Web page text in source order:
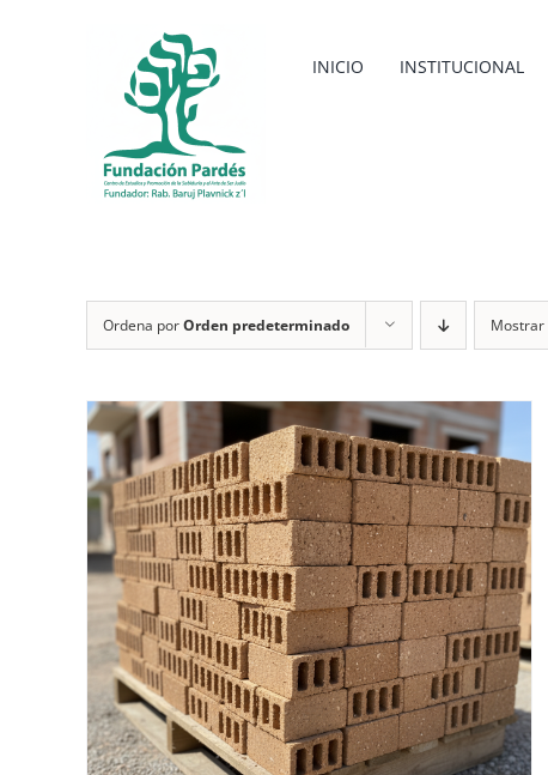
INICIO INSTITUCIONAL
Ordena porOrden predeterminado Mostrar